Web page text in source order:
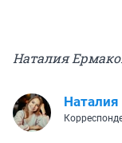
Наталия